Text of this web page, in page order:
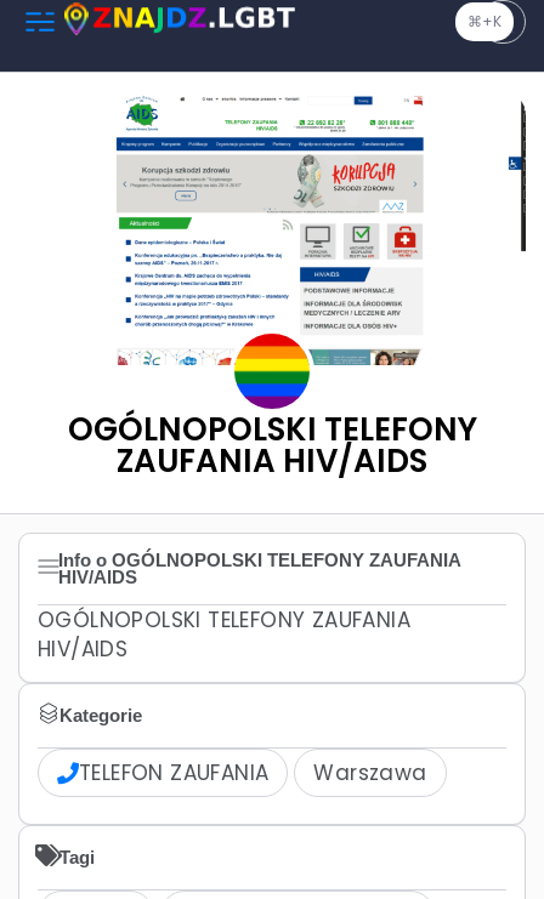
⌘+K
OGÓLNOPOLSKI TELEFONY
ZAUFANIA HIV/AIDS
Info o OGÓLNOPOLSKI TELEFONY ZAUFANIA
HIV/AIDS
OGÓLNOPOLSKI TELEFONY ZAUFANIA
HIV/AIDS
Kategorie
TELEFON ZAUFANIA Warszawa
Tagi